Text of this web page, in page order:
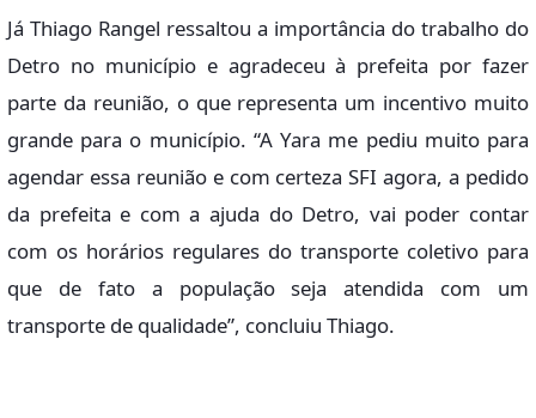
Já Thiago Rangel ressaltou a importância do trabalho do
Detro no município e agradeceu à prefeita por fazer
parte da reunião, o que representa um incentivo muito
grande para o município. “A Yara me pediu muito para
agendar essa reunião e com certeza SFI agora, a pedido
da prefeita e com a ajuda do Detro, vai poder contar
com os horários regulares do transporte coletivo para
que de fato a população seja atendida com um
transporte de qualidade”, concluiu Thiago.